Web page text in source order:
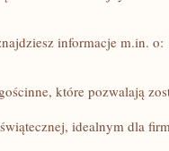
informacje m.in. o:
które pozwalają
idealnym dla